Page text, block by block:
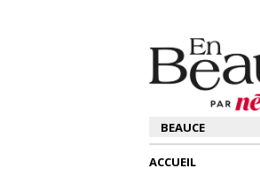
ACCUEIL